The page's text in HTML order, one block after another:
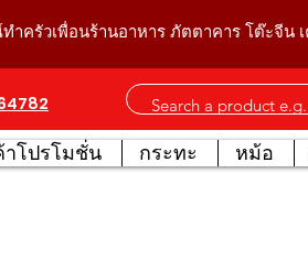
ำครัวเพื่อนร้านอาหาร ภัตตาคาร โต๊ะจีน
โปรโมชั่น กระทะ หม้อ